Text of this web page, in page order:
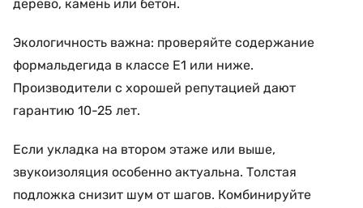
дерево, камень или бетон.
Экологичность важна: проверяйте содержание
формальдегида в классе E1 или ниже.
Производители с хорошей репутацией дают
гарантию 10-25 лет.
Если укладка на втором этаже или выше,
звукоизоляция особенно актуальна. Толстая
подложка снизит шум от шагов. Комбинируйте